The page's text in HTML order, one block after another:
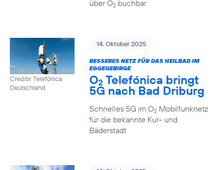
über O2buchbar
Credits: Telefónica
Deutschland
14. Oktober 2025
BESSERES NETZ FÜR DAS HEILBAD IM
EGGEGEBIRGE
O2 Telefónica bringt
5G nach Bad Driburg
Schnelles 5G im O2Mobilfunknetz
für die bekannte Kur- und
Bäderstadt